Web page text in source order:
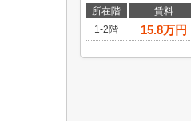
所在階 賃料
1-2階
15.8万円